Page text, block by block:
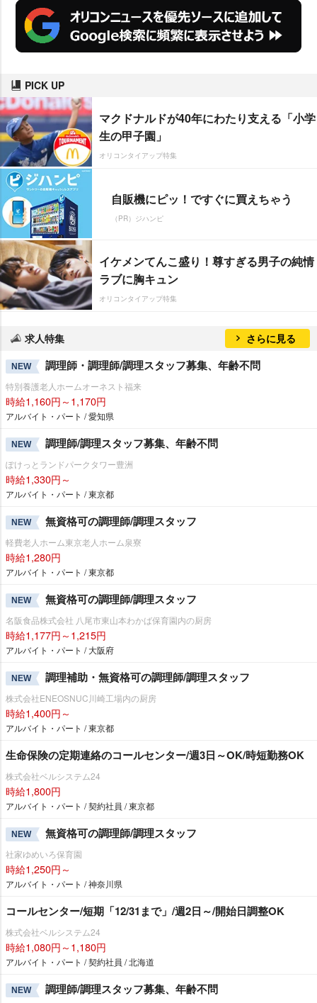
PICK UP
マクドナルドが40年にわたり支える「小学
生の甲子園」
オリコンタイアップ特集
自販機にピッ！ですぐに買えちゃう
（PR）ジハンピ
イケメンてんこ盛り！尊すぎる男子の純情
ラブに胸キュン
オリコンタイアップ特集
求人特集 さらに見る
NEW 調理師・調理師/調理スタッフ募集、年齢不問
特別養護老人ホームオーネスト福来
時給1,160円～1,170円
アルバイト・パート / 愛知県
NEW 調理師/調理スタッフ募集、年齢不問
ぽけっとランドパークタワー豊洲
時給1,330円～
アルバイト・パート / 東京都
NEW 無資格可の調理師/調理スタッフ
軽費老人ホーム東京老人ホーム泉寮
時給1,280円
アルバイト・パート / 東京都
NEW 無資格可の調理師/調理スタッフ
名阪食品株式会社 八尾市東山本わかば保育園内の厨房
時給1,177円～1,215円
アルバイト・パート / 大阪府
NEW 調理補助・無資格可の調理師/調理スタッフ
株式会社ENEOSNUC川崎工場内の厨房
時給1,400円～
アルバイト・パート / 東京都
生命保険の定期連絡のコールセンター/週3日～OK/時短勤務OK
株式会社ベルシステム24
時給1,800円
アルバイト・パート / 契約社員 / 東京都
NEW 無資格可の調理師/調理スタッフ
社家ゆめいろ保育園
時給1,250円～
アルバイト・パート / 神奈川県
コールセンター/短期「12/31まで」/週2日～/開始日調整OK
株式会社ベルシステム24
時給1,080円～1,180円
アルバイト・パート / 契約社員 / 北海道
NEW 調理師/調理スタッフ募集、年齢不問